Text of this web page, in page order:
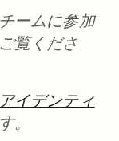
ームに参加
で開く
覧くださ
アイデンティ
。